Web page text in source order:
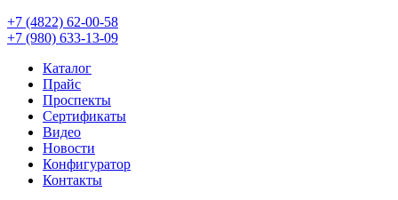
+7 (4822) 62-00-58
+7 (980) 633-13-09
Каталог
Прайс
Проспекты
Сертификаты
Видео
Новости
Конфигуратор
Контакты